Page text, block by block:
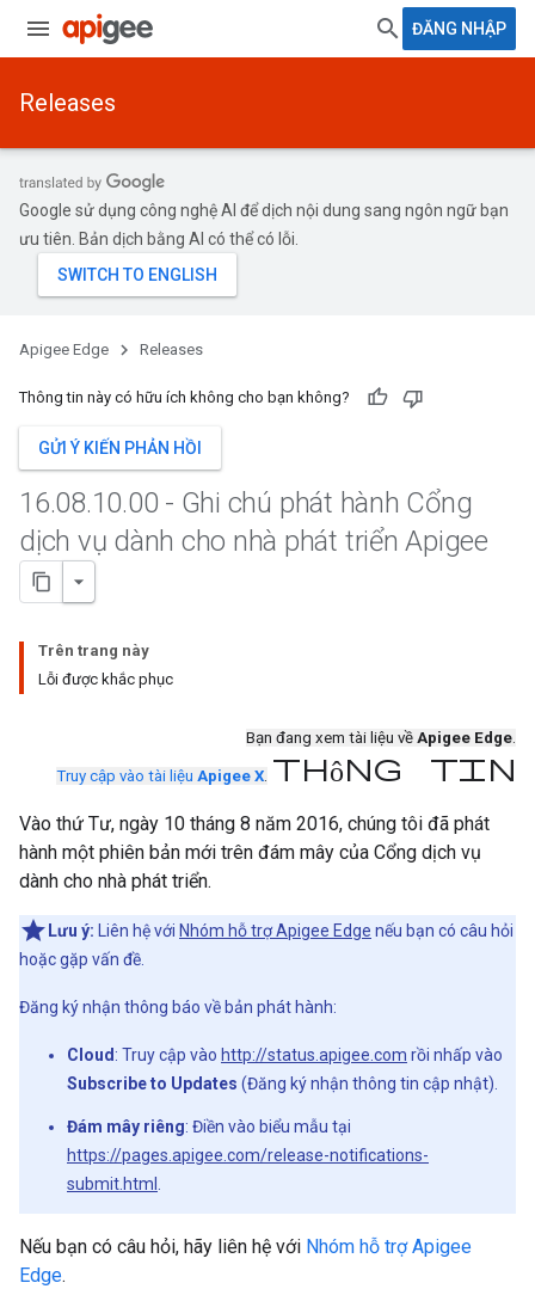
ĐĂNG NHẬP
Releases
Google sử dụng công nghệ AI để dịch nội dung sang ngôn ngữ bạn
ưu tiên. Bản dịch bằng AI có thể có lỗi.
Apigee Edge Releases
Thông tin này có hữu ích không cho bạn không?
GỬI Ý KIẾN PHẢN HỒI
16.08.10.00 - Ghi chú phát hành Cổng
dịch vụ dành cho nhà phát triển Apigee
Trên trang này
Lỗi được khắc phục
Bạn đang xem tài liệu về Apigee Edge.
Truy cập vào tài liệu Apigee X. Thông tin
Vào thứ Tư, ngày 10 tháng 8 năm 2016, chúng tôi đã phát
hành một phiên bản mới trên đám mây của Cổng dịch vụ
dành cho nhà phát triển.
Lưu ý: Liên hệ với Nhóm hỗ trợ Apigee Edge nếu bạn có câu hỏi
hoặc gặp vấn đề.
Đăng ký nhận thông báo về bản phát hành:
Cloud : Truy cập vào http://status.apigee.com rồi nhấp vào
Subscribe to Updates (Đăng ký nhận thông tin cập nhật).
Đám mây riêng: Điền vào biểu mẫu tại
https://pages.apigee.com/release-notifications-
submit.html
Nếu bạn có câu hỏi, hãy liên hệ với Nhóm hỗ trợ Apigee
Edge.